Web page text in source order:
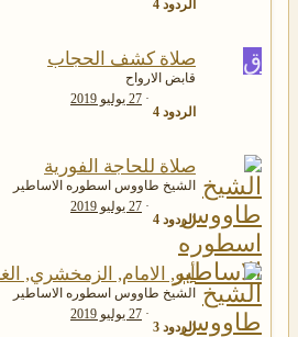
الردود 4
ق صلاة كشف الحجاب
قابض الارواح
الردود 4
27 يوليو 2019
صلاة للحاجة الفورية
الشيخ طاووس اسطوره الاساطير
الردود 4
27 يوليو 2019
أبو, الامام, الزمخشري,
الشيخ طاووس اسطوره الاساطير
الردود 3
27 يوليو 2019